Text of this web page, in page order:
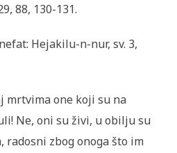
88, 130-131.
Hejakilu-n-nur, sv. 3,
mrtvima one koji su na
Ne, oni su živi, u obilju su
radosni zbog onoga što im